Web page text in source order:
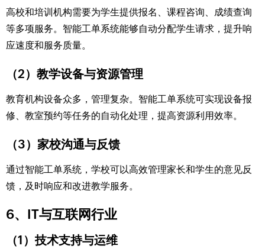
高校和培训机构需要为学生提供报名、课程咨询、成绩查询
等多项服务。智能工单系统能够自动分配学生请求，提升响
应速度和服务质量。
（2）教学设备与资源管理
教育机构设备众多，管理复杂。智能工单系统可实现设备报
修、教室预约等任务的自动化处理，提高资源利用效率。
（3）家校沟通与反馈
通过智能工单系统，学校可以高效管理家长和学生的意见反
馈，及时响应和改进教学服务。
6、IT与互联网行业
（1）技术支持与运维